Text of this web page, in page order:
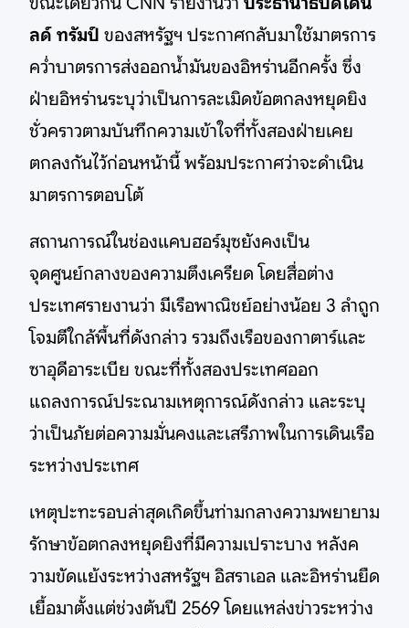
ลด์ ทรัมป์ ของสหรัฐฯ ประกาศกลับมาใช้มาตรการ
คว่ำบาตรการส่งออกน้ำมันของอิหร่านอีกครั้ง ซึ่ง
ฝ่ายอิหร่านระบุว่าเป็นการละเมิดข้อตกลงหยุดยิง
ชั่วคราวตามบันทึกความเข้าใจที่ทั้งสองฝ่ายเคย
ตกลงกันไว้ก่อนหน้านี้ พร้อมประกาศว่าจะดำเนิน
มาตรการตอบโต้
สถานการณ์ในช่องแคบฮอร์มุซยังคงเป็น
จุดศูนย์กลางของความตึงเครียด โดยสื่อต่าง
ประเทศรายงานว่า มีเรือพาณิชย์อย่างน้อย 3 ลำถูก
โจมตีใกล้พื้นที่ดังกล่าว รวมถึงเรือของกาตาร์และ
ซาอุดีอาระเบีย ขณะที่ทั้งสองประเทศออก
แถลงการณ์ประณามเหตุการณ์ดังกล่าว และระบุ
ว่าเป็นภัยต่อความมั่นคงและเสรีภาพในการเดินเรือ
ระหว่างประเทศ
เหตุปะทะรอบล่าสุดเกิดขึ้นท่ามกลางความพยายาม
รักษาข้อตกลงหยุดยิงที่มีความเปราะบาง หลังค
วามขัดแย้งระหว่างสหรัฐฯ อิสราเอล และอิหร่านยืด
เยื้อมาตั้งแต่ช่วงต้นปี 2569 โดยแหล่งข่าวระหว่าง